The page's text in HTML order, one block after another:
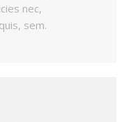
nec,
quis, sem.